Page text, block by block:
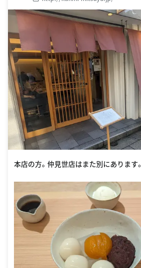
本店の方。仲見世店はまた別にあります。